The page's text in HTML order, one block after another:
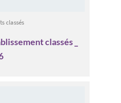
classés
classés _